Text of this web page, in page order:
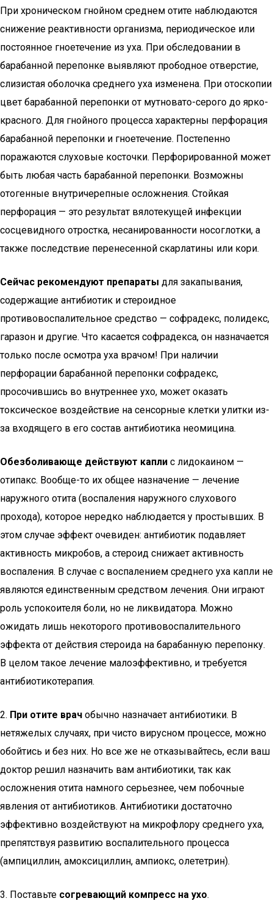
При хроническом гнойном среднем отите наблюдаются
снижение реактивности организма, периодическое или
постоянное гноетечение из уха. При обследовании в
барабанной перепонке выявляют прободное отверстие,
слизистая оболочка среднего уха изменена. При отоскопии
цвет барабанной перепонки от мутновато-серого до ярко-
красного. Для гнойного процесса характерны перфорация
барабанной перепонки и гноетечение. Постепенно
поражаются слуховые косточки. Перфорированной может
быть любая часть барабанной перепонки. Возможны
отогенные внутричерепные осложнения. Стойкая
перфорация — это результат вялотекущей инфекции
сосцевидного отростка, несанированности носоглотки, а
также последствие перенесенной скарлатины или кори.
Сейчас рекомендуют препараты для закапывания,
содержащие антибиотик и стероидное
противовоспалительное средство — софрадекс, полидекс,
гаразон и другие. Что касается софрадекса, он назначается
только после осмотра уха врачом! При наличии
перфорации барабанной перепонки софрадекс,
просочившись во внутреннее ухо, может оказать
токсическое воздействие на сенсорные клетки улитки из-
за входящего в его состав антибиотика неомицина.
Обезболивающе действуют капли с лидокаином —
отипакс. Вообще-то их общее назначение — лечение
наружного отита (воспаления наружного слухового
прохода), которое нередко наблюдается у простывших. В
этом случае эффект очевиден: антибиотик подавляет
активность микробов, а стероид снижает активность
воспаления. В случае с воспалением среднего уха капли не
являются единственным средством лечения. Они играют
роль успокоителя боли, но не ликвидатора. Можно
ожидать лишь некоторого противовоспалительного
эффекта от действия стероида на барабанную перепонку.
В целом такое лечение малоэффективно, и требуется
антибиотикотерапия.
2. При отите врач обычно назначает антибиотики. В
нетяжелых случаях, при чисто вирусном процессе, можно
обойтись и без них. Но все же не отказывайтесь, если ваш
доктор решил назначить вам антибиотики, так как
осложнения отита намного серьезнее, чем побочные
явления от антибиотиков. Антибиотики достаточно
эффективно воздействуют на микрофлору среднего уха,
препятствуя развитию воспалительного процесса
(ампициллин, амоксициллин, ампиокс, олететрин).
3. Поставьте согревающий компресс на ухо.